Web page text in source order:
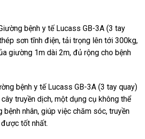
bệnh y tế Lucass GB-3A (3 tay
sơn tĩnh điện, tải trọng lên tới 300kg,
giường 1m dài 2m, đủ rộng cho bệnh
bệnh y tế Lucass GB-3A (3 tay quay)
truyền dịch, một dụng cụ không thể
nhân, giúp việc chăm sóc, truyền
tốt nhất.